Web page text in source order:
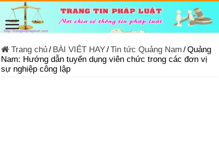
Trang chủ/ BÀI VIẾT HAY/Tin tức Quảng Nam /Quảng
Nam: Hướng dẫn tuyển dụng viên chức trong các đơn vị
sự nghiệp công lập